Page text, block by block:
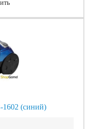
1602 (синий)